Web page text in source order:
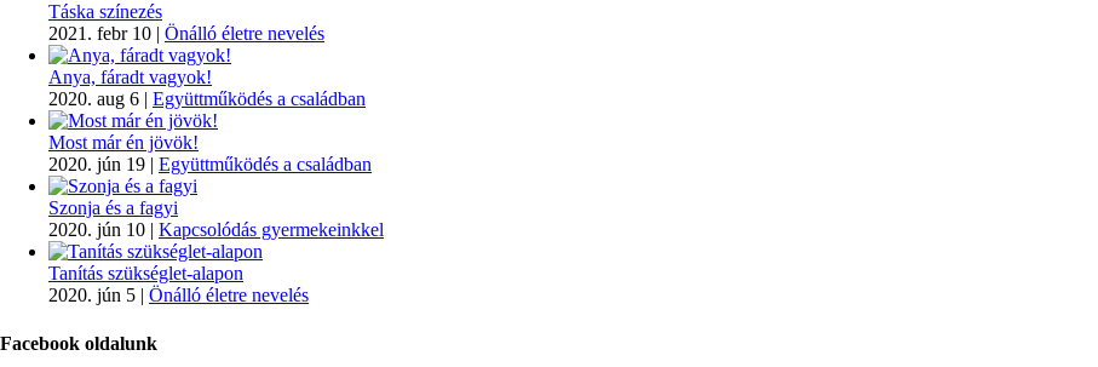
Táska színezés
2021. febr 10 | Önálló életre nevelés
Anya, fáradt vagyok!
2020. aug 6 | Együttműködés a családban
Most már én jövök!
2020. jún 19 | Együttműködés a családban
Szonja és a fagyi
2020. jún 10 | Kapcsolódás gyermekeinkkel
Tanítás szükséglet-alapon
2020. jún 5 | Önálló életre nevelés
Facebook oldalunk